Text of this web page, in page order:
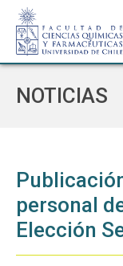
NOTICIAS
personal
Elección